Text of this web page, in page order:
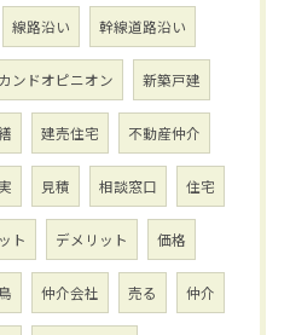
線路沿い 幹線道路沿い
ンドオピニオン 新築戸建
建売住宅 不動産仲介
見積 相談窓口 住宅
ト デメリット 価格
仲介会社 売る 仲介